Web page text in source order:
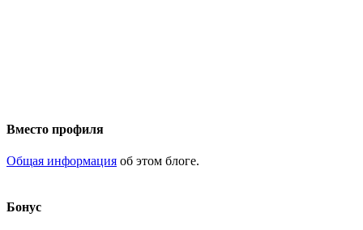
Вместо профиля
Общая информация об этом блоге.
Бонус